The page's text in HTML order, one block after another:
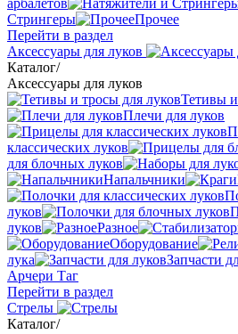
арбалетов
Стрингеры
Прочее
Перейти в раздел
Аксессуары для луков
Каталог/
Аксессуары для луков
Тетивы
Плечи для луков
классических луков
для блочных луков
Напальчники
луков
луков
Разное
Оборудование
лука
Запчасти
Арчери Таг
Перейти в раздел
Стрелы
Каталог/